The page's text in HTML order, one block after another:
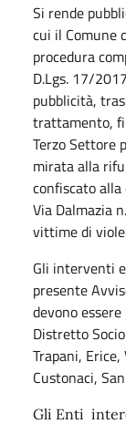
Si rende
cui il Comune
procedura
D.Lgs. 17/
pubblicità,
trattamento,
Terzo Settore
mirata alla
confiscato
Via Dalmazia
vittime di
Gli interventi
presente
devono
Distretto
Trapani, Erice,
Custonaci,
Gli Enti